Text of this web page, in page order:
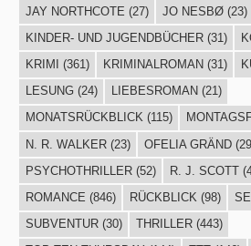
JAY NORTHCOTE (27) JO NESBØ(23)
KINDER- UND JUGENDBÜCHER(31)
KRIMI
(361) KRIMINALROMAN (31)
LESUNG(24) LIEBESROMAN (21)
MONATSRÜCKBLICK(115)
N. R. WALKER(23) OFELIA GRÄND
PSYCHOTHRILLER(52) R. J. SCOTT
ROMANCE (846) RÜCKBLICK (98)
SUBVENTUR(30) THRILLER(443)